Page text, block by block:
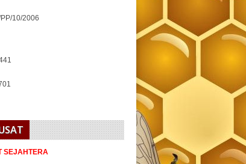
10/2006
SEJAHTERA